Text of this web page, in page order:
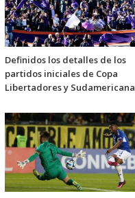
Definidos los detalles de los
partidos iniciales de Copa
Libertadores y Sudamericana